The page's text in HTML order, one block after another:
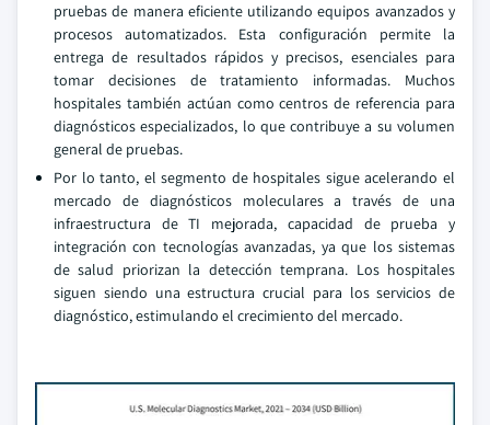
pruebas de manera eficiente utilizando equipos avanzados y
procesos automatizados. Esta configuración permite la
entrega de resultados rápidos y precisos, esenciales para
tomar decisiones de tratamiento informadas. Muchos
hospitales también actúan como centros de referencia para
diagnósticos especializados, lo que contribuye a su volumen
general de pruebas.
Por lo tanto, el segmento de hospitales sigue acelerando el
mercado de diagnósticos moleculares a través de una
infraestructura de TI mejorada, capacidad de prueba y
integración con tecnologías avanzadas, ya que los sistemas
de salud priorizan la detección temprana. Los hospitales
siguen siendo una estructura crucial para los servicios de
diagnóstico, estimulando el crecimiento del mercado.